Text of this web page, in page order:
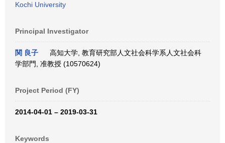
Kochi University
Principal Investigator
関 良子
高知大学, 教育研究部人文社会科学系人文社会科
学部門, 准教授 (10570624)
Project Period (FY)
2014-04-01 – 2019-03-31
Keywords